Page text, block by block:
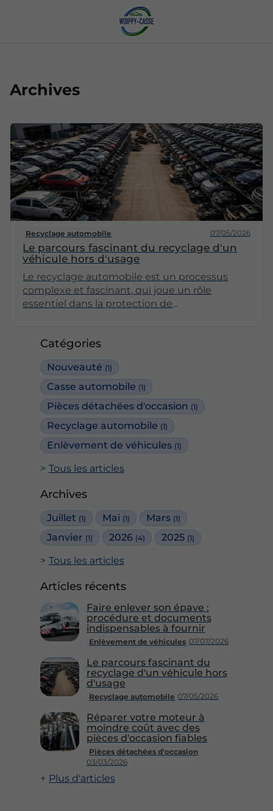
Catégories
Nouveauté (1)
Casse automobile (1)
Pièces détachées d'occasion (1)
Recyclage automobile (1)
Enlèvement de véhicules (1)
Tous les articles
Archives
Juillet (1) Mai (1) Mars (1)
Janvier (1) 2026 (4) 2025 (1)
Tous les articles
Articles récents
Enlèvement de véhicules 07/07/2026
Faire enlever son épave :
procédure et documents
indispensables à fournir
Recyclage automobile 07/05/2026
Le parcours fascinant du
recyclage d'un véhicule hors
d'usage
Pièces détachées d'occasion
03/03/2026
Réparer votre moteur à
moindre coût avec des
pièces d'occasion fiables
Plus d'articles
Archives
Recyclage automobile 07/05/2026
Le parcours fascinant du recyclage d'un
véhicule hors d'usage
Le recyclage automobile est un processus
complexe et fascinant, qui joue un rôle
essentiel dans la protection de
découvrir les différentes étapes du recyclage
d'un véhicule hors d'usage, ainsi que les
enjeux écologiques et économiques qui en
découlent.